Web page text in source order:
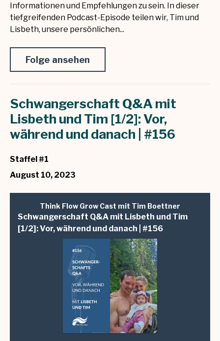
Informationen und Empfehlungen zu sein. In dieser
tiefgreifenden Podcast-Episode teilen wir, Tim und
Lisbeth, unsere persönlichen...
Folge ansehen
Schwangerschaft Q&A mit
Lisbeth und Tim [1/2]: Vor,
während und danach | #156
Staffel #1
August 10, 2023